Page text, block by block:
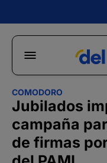
COMODORO
Jubilados
campaña
de firmas